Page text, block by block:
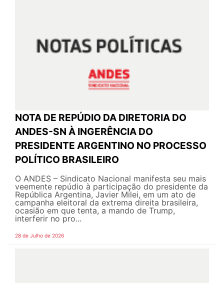
NOTA DE REPÚDIO DA DIRETORIA DO
ANDES-SN À INGERÊNCIA DO
PRESIDENTE ARGENTINO NO PROCESSO
POLÍTICO BRASILEIRO
O ANDES – Sindicato Nacional manifesta seu mais
veemente repúdio à participação do presidente da
República Argentina, Javier Milei, em um ato de
campanha eleitoral da extrema direita brasileira,
ocasião em que tenta, a mando de Trump,
interferir no pro...
28 de Julho de 2026